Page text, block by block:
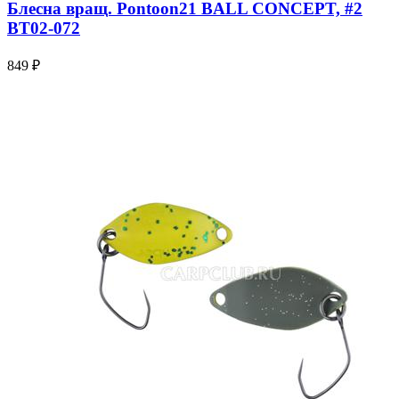
Блесна вращ. Pontoon21 BALL CONCEPT, #2
BT02-072
849 ₽